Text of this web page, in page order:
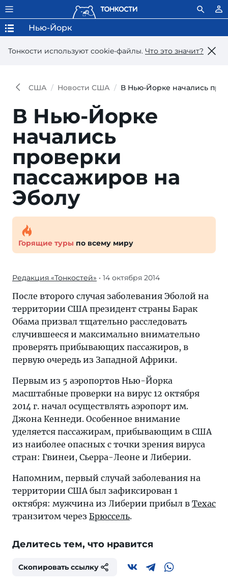
Тонкости используют сookie-файлы. Что это значит?
Нью-Йорк
США Новости США В Нью-Йорке начались
В Нью-Йорке
начались
проверки
пассажиров на
Эболу
Горящие туры по всему миру
Редакция «Тонкостей» • 14 октября 2014
После второго случая заболевания Эболой на
территории США президент страны Барак
Обама призвал тщательно расследовать
случившееся и максимально внимательно
проверять прибывающих пассажиров, в
первую очередь из Западной Африки.
Первым из 5 аэропортов Нью-Йорка
масштабные проверки на вирус 12 октября
2014 г. начал осуществлять аэропорт им.
Джона Кеннеди. Особенное внимание
уделяется пассажирам, прибывающим в США
из наиболее опасных с точки зрения вируса
стран: Гвинеи, Сьерра-Леоне и Либерии.
Напомним, первый случай заболевания на
территории США был зафиксирован 1
октября: мужчина из Либерии прибыл в Техас
транзитом через Брюссель.
Делитесь тем, что нравится
Скопировать ссылку